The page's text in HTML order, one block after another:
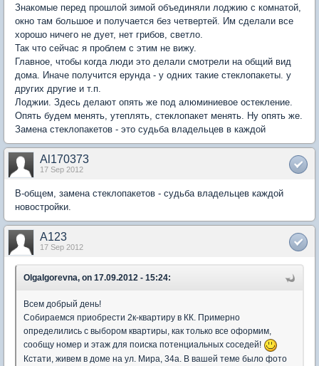
Знакомые перед прошлой зимой объединяли лоджию с комнатой,
окно там большое и получается без четвертей. Им сделали все
хорошо ничего не дует, нет грибов, светло.
Так что сейчас я проблем с этим не вижу.
Главное, чтобы когда люди это делали смотрели на общий вид
дома. Иначе получится ерунда - у одних такие стеклопакеты. у
других другие и т.п.
Лоджии. Здесь делают опять же под алюминиевое остекление.
Опять будем менять, утеплять, стеклопакет менять. Ну опять же.
Замена стеклопакетов - это судьба владельцев в каждой
Al170373
17 Sep 2012
В-общем, замена стеклопакетов - судьба владельцев каждой
новостройки.
A123
17 Sep 2012
OlgaIgorevna, on 17.09.2012 - 15:24:
Всем добрый день!
Собираемся приобрести 2к-квартиру в КК. Примерно
определились с выбором квартиры, как только все оформим,
сообщу номер и этаж для поиска потенциальных соседей!
Кстати, живем в доме на ул. Мира, 34а. В вашей теме было фото